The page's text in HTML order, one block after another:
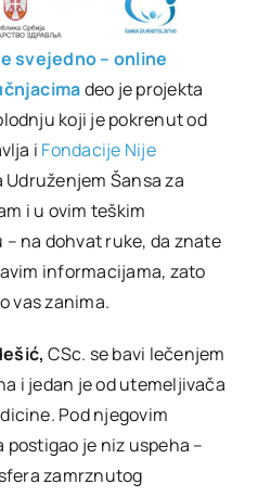
svejedno – online
deo je projekta
koji je pokrenut od
i Fondacije Nije
Udruženjem Šansa za
i u ovim teškim
na dohvat ruke, da znate
informacijama, zato
vas zanima.
CSc. se bavi lečenjem
i jedan je od utemeljivača
Pod njegovim
je niz uspeha –
zamrznutog